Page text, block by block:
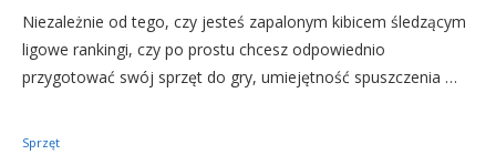
Niezależnie od tego, czy jesteś zapalonym kibicem śledzącym
ligowe rankingi, czy po prostu chcesz odpowiednio
przygotować swój sprzęt do gry, umiejętność spuszczenia …
Sprzęt